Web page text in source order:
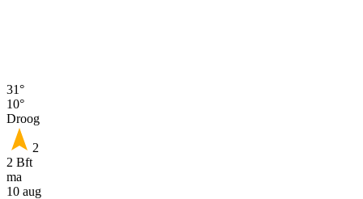
31°
10°
Droog
2
2 Bft
ma
10 aug